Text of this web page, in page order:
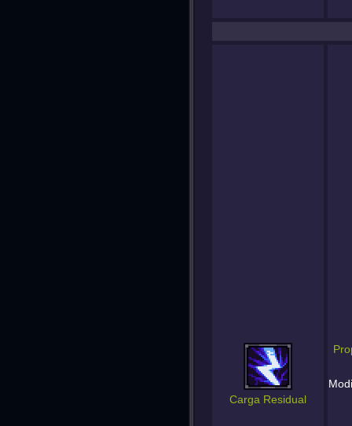
Carga Residual